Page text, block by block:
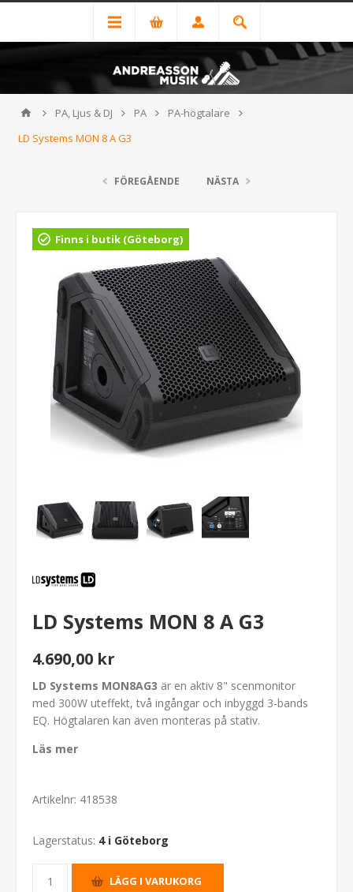
PA, Ljus & DJ PA
PA-högtalare
LD Systems MON 8 A G3
FÖREGÅENDE NÄSTA
Finns i butik (Göteborg)
LD Systems MON 8 A G3
4.690,00 kr
LD Systems MON8AG3 är en aktiv 8" scenmonitor
med 300W uteffekt, två ingångar och inbyggd 3-bands
EQ. Högtalaren kan även monteras på stativ.
Läs mer
Artikelnr: 418538
Lagerstatus: 4 i Göteborg